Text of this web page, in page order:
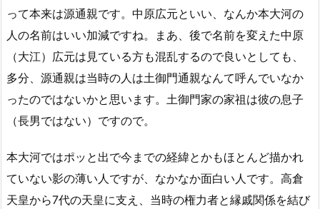
って本来は源通親です。中原広元といい、なんか本大河の
人の名前はいい加減ですね。まあ、後で名前を変えた中原
（大江）広元は見ている方も混乱するので良いとしても、
多分、源通親は当時の人は土御門通親なんて呼んでいなか
ったのではないかと思います。土御門家の家祖は彼の息子
（長男ではない）ですので。
本大河ではポッと出で今までの経緯とかもほとんど描かれ
ていない影の薄い人ですが、なかなか面白い人です。高倉
天皇から7代の天皇に支え、当時の権力者と縁戚関係を結び